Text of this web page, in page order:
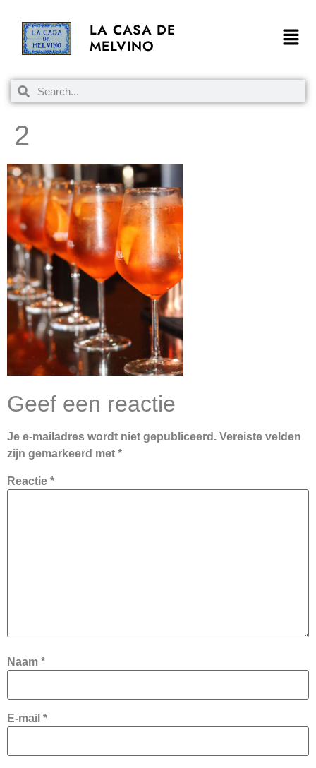
LA CASA DE
MELVINO
2
Geef een reactie
Je e-mailadres wordt niet gepubliceerd. Vereiste velden
zijn gemarkeerd met *
Reactie *
Naam *
E-mail *